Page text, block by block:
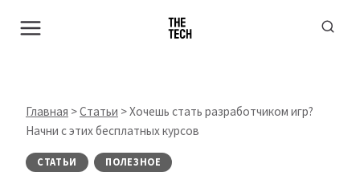
Главная >Статьи >Хочешь стать разработчиком игр?
Начни с этих бесплатных курсов
СТАТЬИ ПОЛЕЗНОЕ